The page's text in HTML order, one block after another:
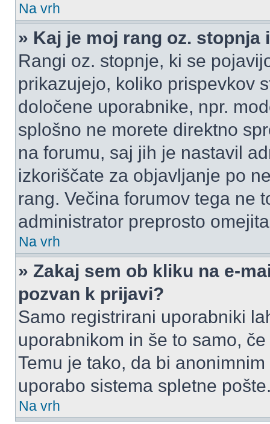
Na vrh
» Kaj je moj rang oz.
Rangi oz. stopnje, ki se
prikazujejo, koliko prispevkov
določene uporabnike, npr.
splošno ne morete direktno
na forumu, saj jih je nastavil
izkoriščate za objavljanje po
rang. Večina forumov tega ne
administrator preprosto
Na vrh
» Zakaj sem ob kliku na e-
pozvan k prijavi?
Samo registrirani uporabniki
uporabnikom in še to samo,
Temu je tako, da bi
uporabo sistema spletne
Na vrh